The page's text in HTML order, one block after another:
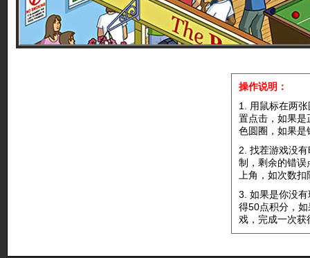
操作说明：
1. 用鼠标在两
置点击，如果是
色圆圈，如果是
2. 找茬游戏没
制，剩余的错误
上角，如次数
3. 如果是你没
得50点积分，
戏，完成一次获